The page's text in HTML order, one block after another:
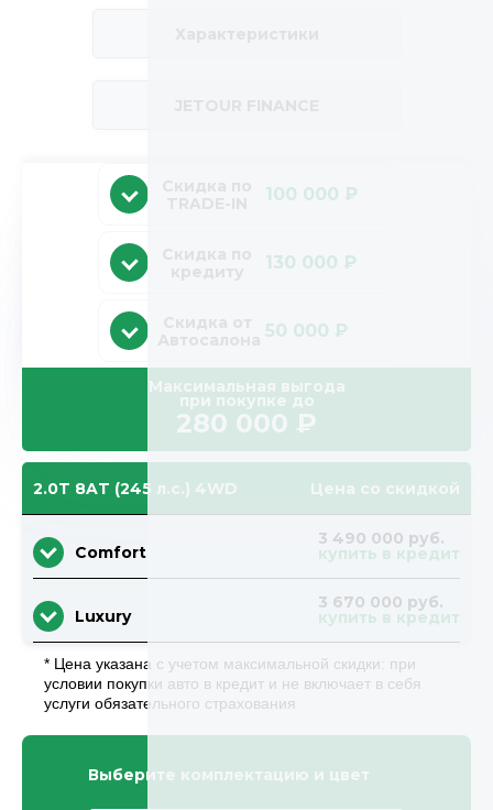
100 000 ₽
130 000 ₽
50 000 ₽
Максимальная выгода
при покупке до
280 000 ₽
2.0T 8AT (245 л.с.) 4WD Цена со скидкой
Comfort
3 490 000 руб.
купить в кредит
Luxury
3 670 000 руб.
купить в кредит
* Цена указана с учетом максимальной скидки: при
условии покупки авто в кредит и не включает в себя
услуги обязательного страхования
Выберите комплектацию и цвет